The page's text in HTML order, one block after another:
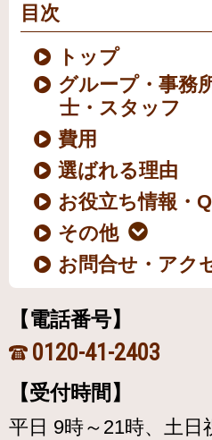
目次
トップ
グループ・事務
士・スタッフ
費用
選ばれる理由
お役立ち情報・
その他
お問合せ・アク
【電話番号】
0120-41-2403
【受付時間】
平日 9時～21時、土日